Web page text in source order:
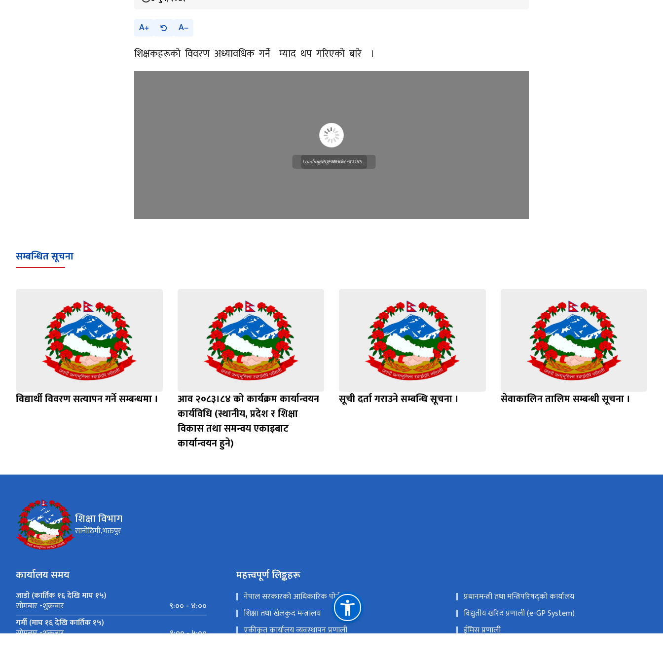
A A
शिक्षकहरूकाे विवरण अध्यावधिक गर्ने म्याद थप गरिएकाे बारे ।
Loading WEBGL 3D ...
Loading PDF Worker CORS ...
सम्बन्धित सूचना
विद्यार्थी विवरण सत्यापन गर्ने सम्बन्धमा ।
आव २०८३।८४ को कार्यक्रम कार्यान्वयन
कार्यविधि (स्थानीय, प्रदेश र शिक्षा
विकास तथा समन्वय एकाइबाट
कार्यान्वयन हुने)
सूची दर्ता गराउने सम्बन्धि सूचना । सेवाकालिन तालिम सम्बन्धी सूचना ।
शिक्षा विभाग
सानोठिमी,भक्तपुर
कार्यालय समय
जाडो (कार्तिक १६ देखि माघ १५)
सोमबार -शुक्रबार
९:०० - ४:००
गर्मी (माघ १६ देखि कार्तिक १५)
सोमबार -शुक्रबार ९:०० - ५:००
महत्त्वपूर्ण लिङ्कहरू
नेपाल सरकारको आधिकारिक पोर्टल
प्रधानमन्त्री तथा मन्त्रिपरिषद्को कार्यालय
शिक्षा तथा खेलकुद मन्त्रालय
विद्युतीय खरिद प्रणाली (e-GP System)
एकीकृत कार्यालय व्यवस्थापन प्रणाली
ईमिस प्रणाली